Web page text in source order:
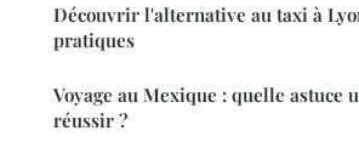
Découvrir l'alternative au taxi à
pratiques
Voyage au Mexique : quelle astuce
réussir ?